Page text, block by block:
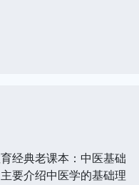
典老课本：中医基础
要介绍中医学的基础理